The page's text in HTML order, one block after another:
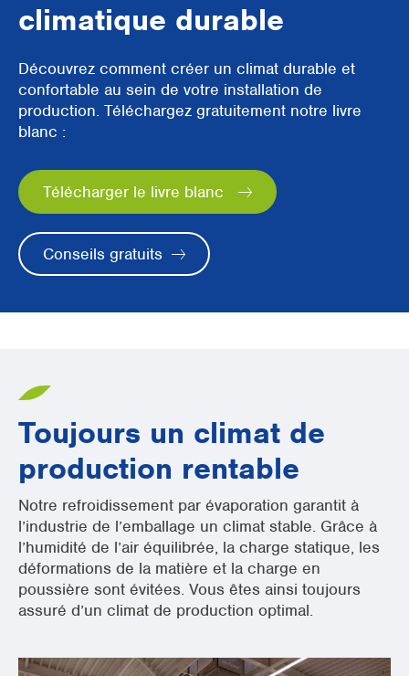
climatique durable
Découvrez comment créer un climat durable et
confortable au sein de votre installation de
production. Téléchargez gratuitement notre livre
blanc :
Télécharger le livre blanc
Conseils gratuits
Toujours un climat de
production rentable
Notre refroidissement par évaporation garantit à
l’industrie de l’emballage un climat stable. Grâce à
l’humidité de l’air équilibrée, la charge statique, les
déformations de la matière et la charge en
poussière sont évitées. Vous êtes ainsi toujours
assuré d’un climat de production optimal.